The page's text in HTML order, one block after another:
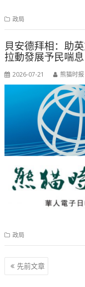
政局
貝安德拜相：助
拉動發展予民喘息
2026-07-21 熊猫时报
政局
文
章
先前文章